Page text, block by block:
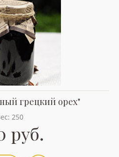
грецкий орех"
250
руб.